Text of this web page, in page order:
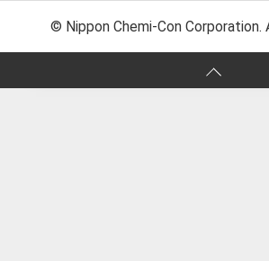
© Nippon Chemi-Con Corporation.